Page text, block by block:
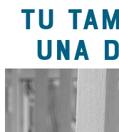
TU
UNA